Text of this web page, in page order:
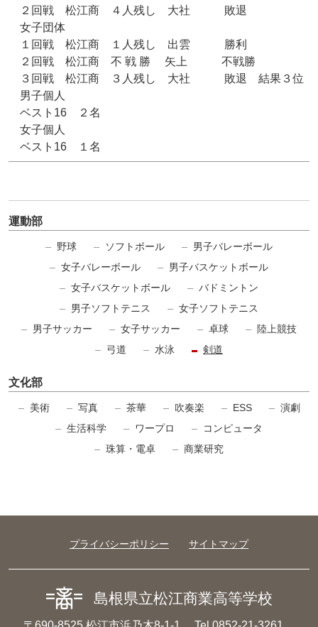
２回戦 松江商 ４人残し 大社 敗退
女子団体
１回戦 松江商 １人残し 出雲 勝利
２回戦 松江商 不 戦 勝 矢上 不戦勝
３回戦 松江商 ３人残し 大社 敗退 結果３位
男子個人
ベスト16 ２名
女子個人
ベスト16 １名
運動部
野球 ソフトボール
男子バレーボール
女子バレーボール
男子バスケットボール
女子バスケットボール
バドミントン
男子ソフトテニス
女子ソフトテニス
男子サッカー
女子サッカー 卓球
陸上競技
弓道
水泳 剣道
文化部
美術 写真 茶華 吹奏楽 ESS
演劇
生活科学
ワープロ
コンピュータ
珠算・電卓
商業研究
プライバシーポリシー サイトマップ
島根県立松江商業高等学校